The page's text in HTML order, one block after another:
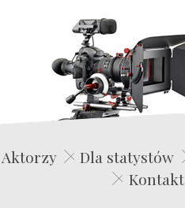
Aktorzy Dla statystów
Kontakt